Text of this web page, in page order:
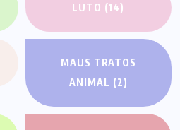
LUTO (14)
MAUS TRATOS
ANIMAL (2)